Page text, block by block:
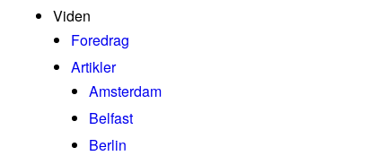
Viden
Foredrag
Artikler
Amsterdam
Belfast
Berlin